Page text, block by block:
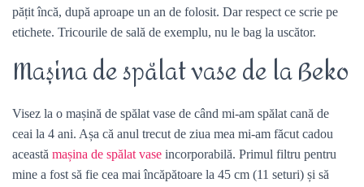
pățit încă, după aproape un an de folosit. Dar respect ce scrie pe
etichete. Tricourile de sală de exemplu, nu le bag la uscător.
Mașina de spălat vase de la Beko
Visez la o mașină de spălat vase de când mi-am spălat cană de
ceai la 4 ani. Așa că anul trecut de ziua mea mi-am făcut cadou
această mașina de spălat vase incorporabilă. Primul filtru pentru
mine a fost să fie cea mai încăpătoare la 45 cm (11 seturi) și să